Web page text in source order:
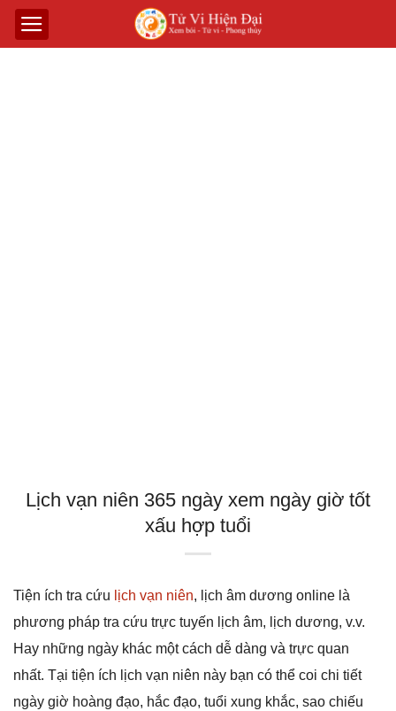
Lịch vạn niên 365 ngày xem ngày giờ tốt
xấu hợp tuổi
Tiện ích tra cứu lịch vạn niên, lịch âm dương online là
phương pháp tra cứu trực tuyến lịch âm, lịch dương, v.v.
Hay những ngày khác một cách dễ dàng và trực quan
nhất. Tại tiện ích lịch vạn niên này bạn có thể coi chi tiết
ngày giờ hoàng đạo, hắc đạo, tuổi xung khắc, sao chiếu